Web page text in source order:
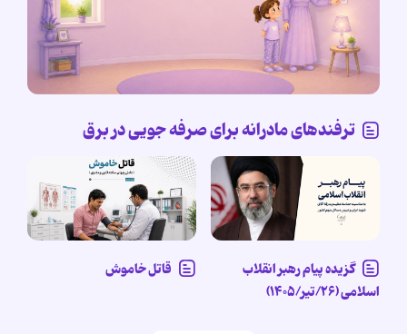
ترفندهای مادرانه برای صرفه جویی در برق
گزیده پیام رهبر انقلاب
اسلامی (۲۶/تیر/۱۴۰۵)
قاتل خاموش